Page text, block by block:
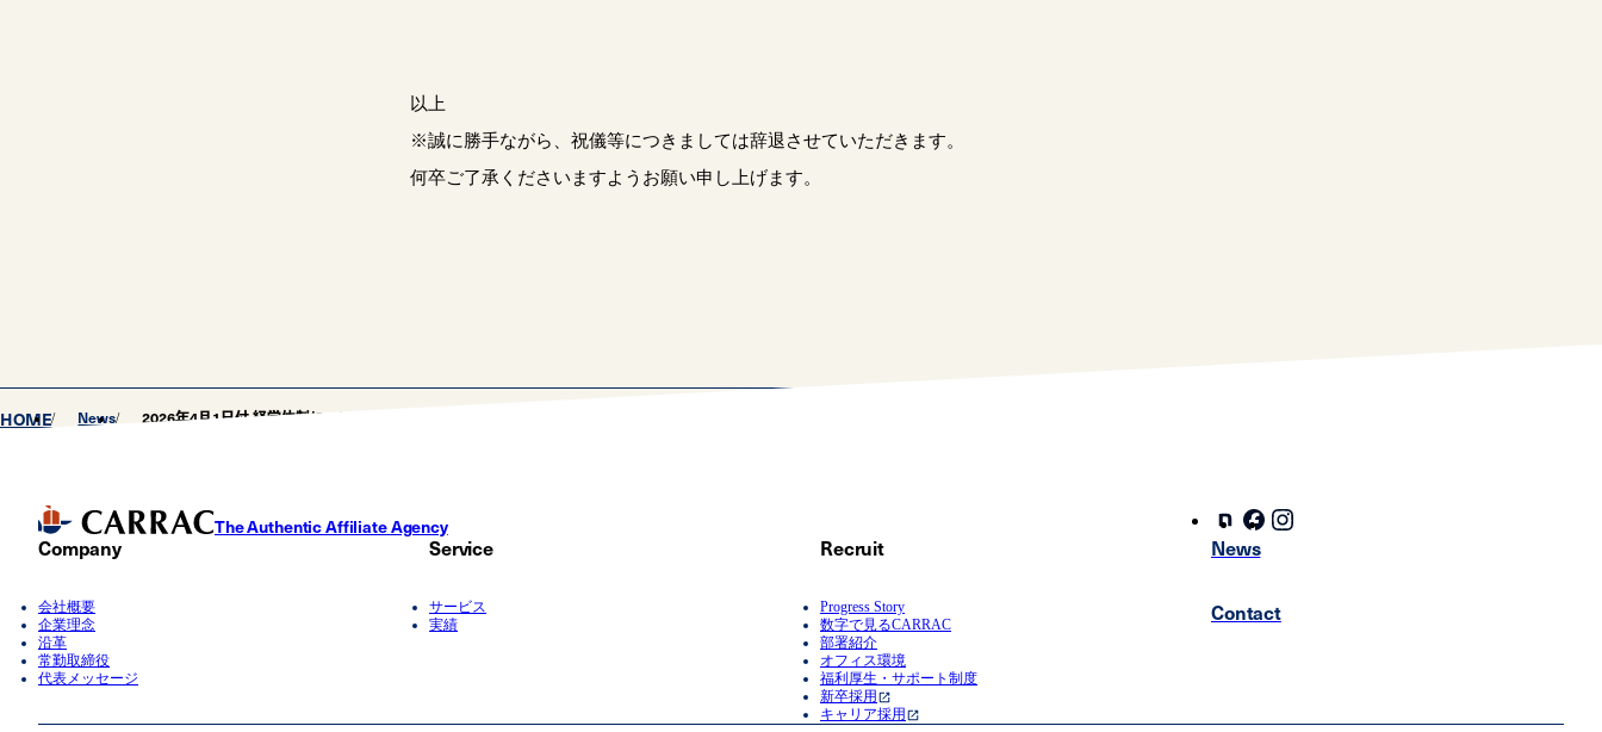
以上
※誠に勝手ながら、祝儀等につきましては辞退させていただきます。
何卒ご了承くださいますようお願い申し上げます。
HOME News 2026年4月1日付 経営体制について
The Authentic Affiliate Agency
Company
会社概要
企業理念
沿革
常勤取締役
代表メッセージ
Service
サービス
実績
Recruit
Progress Story
数字で見るCARRAC
部署紹介
オフィス環境
福利厚生・サポート制度
新卒採用
キャリア採用
News
Contact